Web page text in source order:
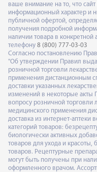
ваше внимание на то, что сайт
информационный характер и
публичной офертой,
получения подробной
наличии товара в конкретной
телефону 8 (800) 777-03-03
Согласно постановлению
"Об утверждении Правил
розничной торговли
применения дистанционным
доставки указанных
изменений в некоторые акты
вопросу розничной торговли
медицинского применения
доставка из интернет-
категорий товаров:
биологически активных
товаров для ухода и красоты,
товаров. Рецептурные
могут быть получены при
оформленного врачом.